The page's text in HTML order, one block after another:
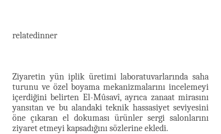
relatedinner
Ziyaretin yün iplik üretimi laboratuvarlarında saha
turunu ve özel boyama mekanizmalarını incelemeyi
içerdiğini belirten El-Mûsavî, ayrıca zanaat mirasını
yansıtan ve bu alandaki teknik hassasiyet seviyesini
öne çıkaran el dokuması ürünler sergi salonlarını
ziyaret etmeyi kapsadığını sözlerine ekledi.